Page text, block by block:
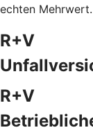
echten Mehrwert.
R+V
R+V